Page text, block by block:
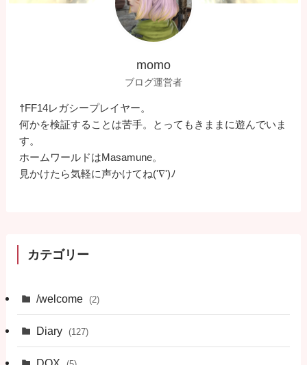
momo
ブログ運営者
†FF14レガシープレイヤー。
何かを検証することは苦手。とってもきままに遊んでいま
す。
ホームワールドはMasamune。
見かけたら気軽に声かけてね('∇')ﾉ
カテゴリー
/welcome (2)
Diary (127)